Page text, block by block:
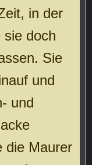
in der
sie doch
Sie
und
und
die Maurer